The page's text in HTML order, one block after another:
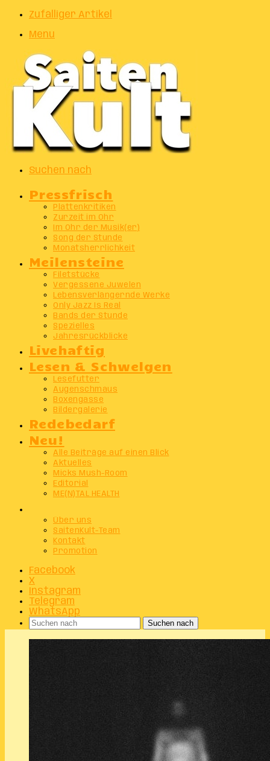
Zufälliger Artikel
Menu
Suchen nach
Pressfrisch
Plattenkritiken
Zurzeit im Ohr
Im Ohr der Musik(er)
Song der Stunde
Monatsherrlichkeit
Meilensteine
Filetstücke
Vergessene Juwelen
Lebensverlängernde Werke
Only Jazz Is Real
Bands der Stunde
Spezielles
Jahresrückblicke
Livehaftig
Lesen & Schwelgen
Lesefutter
Augenschmaus
Boxengasse
Bildergalerie
Redebedarf
Neu!
Alle Beiträge auf einen Blick
Aktuelles
Micks Mush-Room
Editorial
ME(N)TAL HEALTH
Über uns
SaitenKult-Team
Kontakt
Promotion
Facebook
X
Instagram
Telegram
WhatsApp
Suchen nach